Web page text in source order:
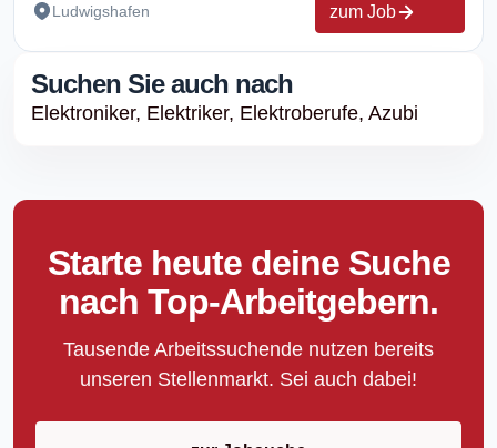
Ludwigshafen zum Job
Suchen Sie auch nach
Elektroniker, Elektriker, Elektroberufe, Azubi
Starte heute deine Suche
nach Top-Arbeitgebern.
Tausende Arbeitssuchende nutzen bereits
unseren Stellenmarkt. Sei auch dabei!